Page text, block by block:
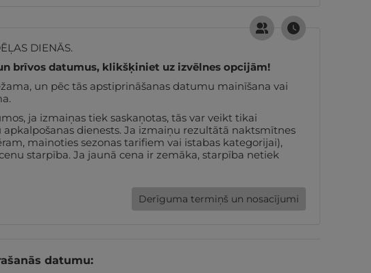
DIENĀS.
brīvos datumus, klikšķiniet uz izvēlnes opcijām!
un pēc tās apstiprināšanas datumu mainīšana vai
ja izmaiņas tiek saskaņotas, tās var veikt tikai
dienests. Ja izmaiņu rezultātā naktsmītnes
mainoties sezonas tarifiem vai istabas kategorijai),
starpība. Ja jaunā cena ir zemāka, starpība netiek
Derīguma termiņš un nosacījumi
datumu: